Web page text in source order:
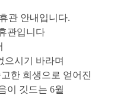
관 안내입니다.
관입니다
으시기 바라며
한 희생으로 얻어진
이 깃드는 6월